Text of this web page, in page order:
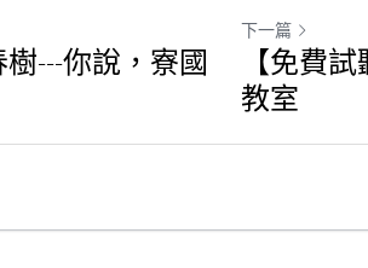
樹---你說，寮國
下一篇
【免費
教室